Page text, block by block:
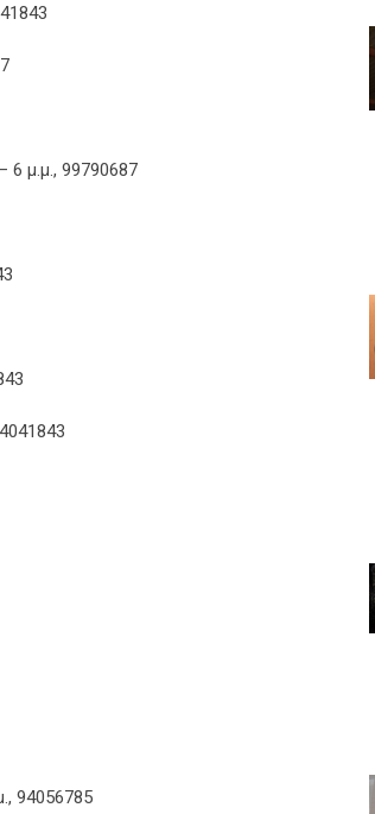
6 μ.μ., 99790687
94056785